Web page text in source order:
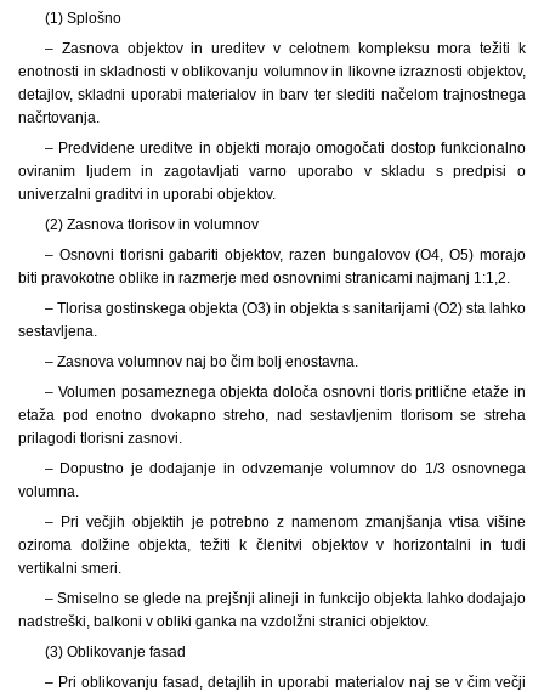
(1) Splošno
– Zasnova objektov in ureditev v celotnem kompleksu mora težiti k
enotnosti in skladnosti v oblikovanju volumnov in likovne izraznosti objektov,
detajlov, skladni uporabi materialov in barv ter slediti načelom trajnostnega
načrtovanja.
– Predvidene ureditve in objekti morajo omogočati dostop funkcionalno
oviranim ljudem in zagotavljati varno uporabo v skladu s predpisi o
univerzalni graditvi in uporabi objektov.
(2) Zasnova tlorisov in volumnov
– Osnovni tlorisni gabariti objektov, razen bungalovov (O4, O5) morajo
biti pravokotne oblike in razmerje med osnovnimi stranicami najmanj 1:1,2.
– Tlorisa gostinskega objekta (O3) in objekta s sanitarijami (O2) sta lahko
sestavljena.
– Zasnova volumnov naj bo čim bolj enostavna.
– Volumen posameznega objekta določa osnovni tloris pritlične etaže in
etaža pod enotno dvokapno streho, nad sestavljenim tlorisom se streha
prilagodi tlorisni zasnovi.
– Dopustno je dodajanje in odvzemanje volumnov do 1/3 osnovnega
volumna.
– Pri večjih objektih je potrebno z namenom zmanjšanja vtisa višine
oziroma dolžine objekta, težiti k členitvi objektov v horizontalni in tudi
vertikalni smeri.
– Smiselno se glede na prejšnji alineji in funkcijo objekta lahko dodajajo
nadstreški, balkoni v obliki ganka na vzdolžni stranici objektov.
(3) Oblikovanje fasad
– Pri oblikovanju fasad, detajlih in uporabi materialov naj se v čim večji